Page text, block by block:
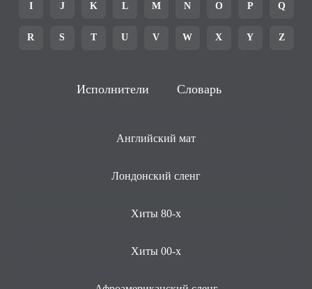
I J K L M N O P Q
R S T U V W X Y Z
Исполнители Словарь
Английский мат
Лондонский сленг
Хиты 80-х
Хиты 00-х